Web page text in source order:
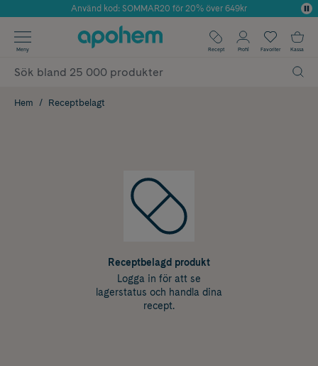
Årets Butik 2025 inom Skönhet
Använd kod: SOMMAR20 för 20% över 649kr
✓ Fri frakt
✓ Poäng på alla köp*
Meny Recept Profil Favoriter Kassa
Hem Receptbelagt
Receptbelagd produkt
Logga in för att se
lagerstatus och handla dina
recept.